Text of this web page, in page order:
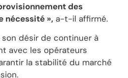
des
nécessité », a-t-il affirmé.
son désir de continuer à
avec les opérateurs
la stabilité du marché